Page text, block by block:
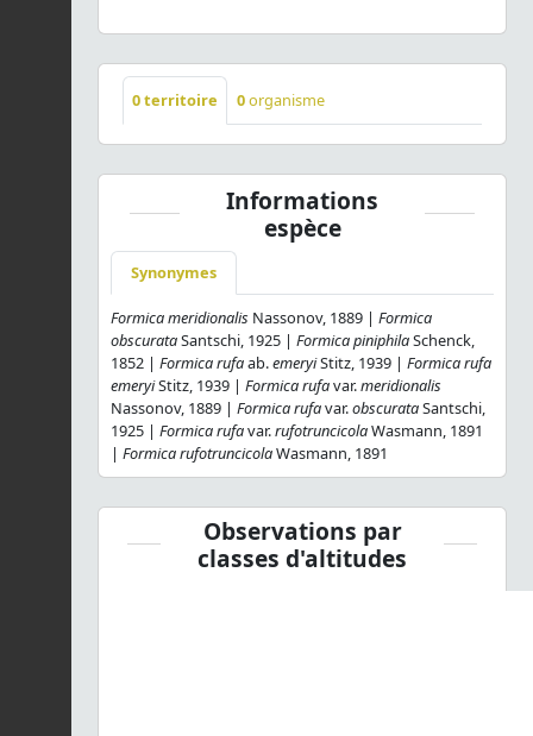
0territoire 0organisme
Informations
espèce
Synonymes
Formica meridionalis Nassonov, 1889 | Formica
obscurataSantschi, 1925 | Formica piniphilaSchenck,
1852 | Formica rufaab.emeryiStitz, 1939 | Formica rufa
emeryiStitz, 1939 | Formica rufavar.meridionalis
Nassonov, 1889 | Formica rufavar.obscurataSantschi,
1925 | Formica rufavar.rufotruncicolaWasmann, 1891
| Formica rufotruncicolaWasmann, 1891
Observations par
classes d'altitudes